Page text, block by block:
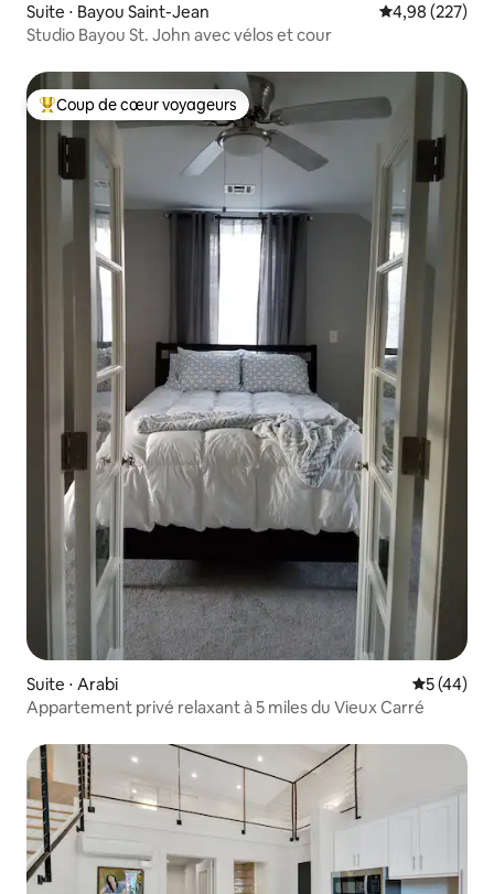
Suite ⋅ Bayou Saint-Jean Évaluation
4,98 (227)
Studio Bayou St. John avec vélos et cour
Coups de cœur voyageurs les plus appréciés
Coup de cœur voyageurs
Suite ⋅ Arabi
5 (44)
Appartement privé relaxant à 5 miles du Vieux Carré